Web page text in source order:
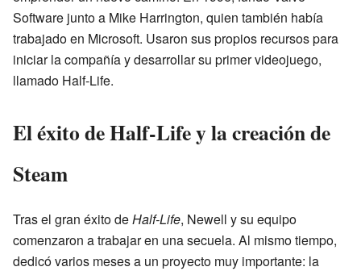
Software junto a Mike Harrington, quien también había
trabajado en Microsoft. Usaron sus propios recursos para
iniciar la compañía y desarrollar su primer videojuego,
llamado Half-Life.
El éxito de Half-Life y la creación de
Steam
Tras el gran éxito deHalf-Life, Newell y su equipo
comenzaron a trabajar en una secuela. Al mismo tiempo,
dedicó varios meses a un proyecto muy importante: la